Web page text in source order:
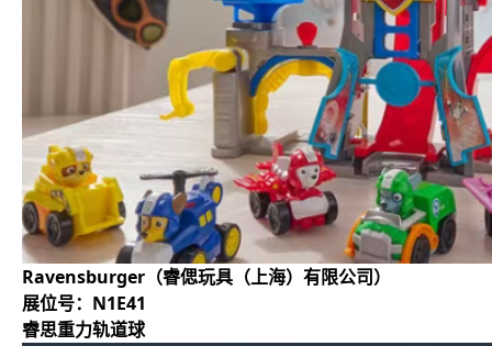
Ravensburger（睿偲玩具（上海）有限公司）
展位号：N1E41
睿思重力轨道球